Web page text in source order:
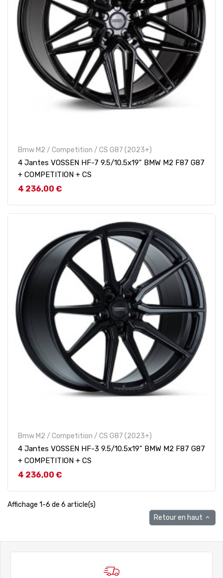
Bmw M2 / Competition / CS G87 (2023+)
4 Jantes VOSSEN HF-7 9.5/10.5x19" BMW M2 F87 G87
+ COMPETITION + CS
Prix
4 236,00 €
Bmw M2 / Competition / CS G87 (2023+)
4 Jantes VOSSEN HF-3 9.5/10.5x19" BMW M2 F87 G87
+ COMPETITION + CS
Prix
4 236,00 €
Affichage 1-6 de 6 article(s)
Retour en haut 